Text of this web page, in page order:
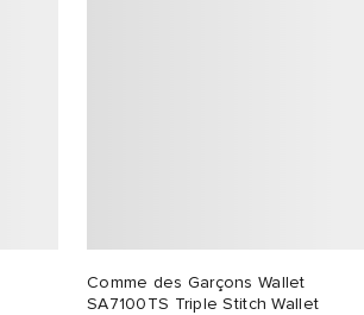
Comme des Garçons Wallet
SA7100TS Triple Stitch Wallet